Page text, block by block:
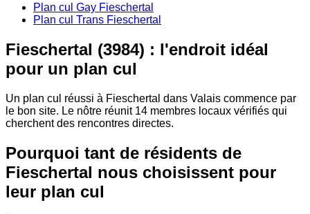
Plan cul Gay Fieschertal
Plan cul Trans Fieschertal
Fieschertal (3984) : l'endroit idéal
pour un plan cul
Un plan cul réussi à Fieschertal dans Valais commence par
le bon site. Le nôtre réunit 14 membres locaux vérifiés qui
cherchent des rencontres directes.
Pourquoi tant de résidents de
Fieschertal nous choisissent pour
leur plan cul